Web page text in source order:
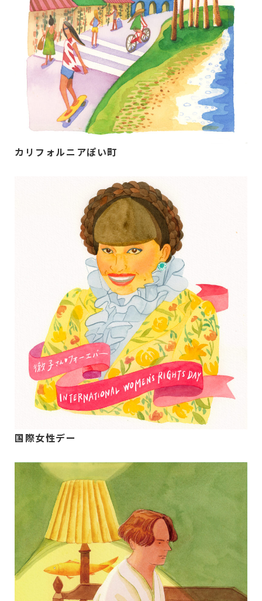
カリフォルニアぽい町
国際女性デー